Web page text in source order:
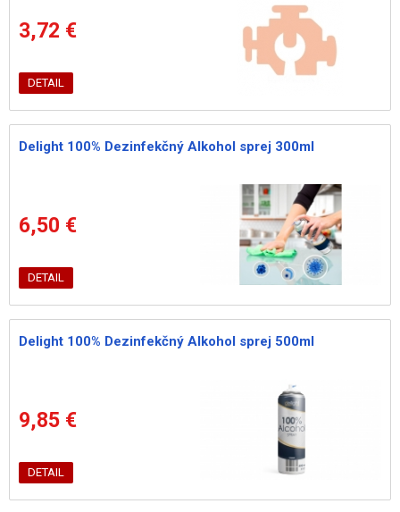
3,72 €
DETAIL
Delight 100% Dezinfekčný Alkohol sprej 300ml
6,50 €
DETAIL
Delight 100% Dezinfekčný Alkohol sprej 500ml
9,85 €
DETAIL